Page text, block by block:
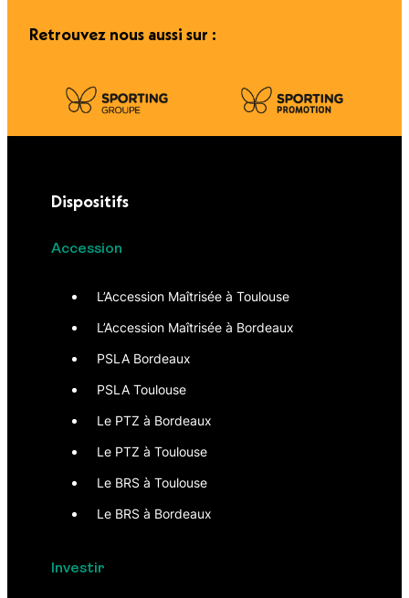
Retrouvez nous aussi sur :
Dispositifs
Accession
L’Accession Maîtrisée à Toulouse
L’Accession Maîtrisée à Bordeaux
PSLA Bordeaux
PSLA Toulouse
Le PTZ à Bordeaux
Le PTZ à Toulouse
Le BRS à Toulouse
Le BRS à Bordeaux
Investir